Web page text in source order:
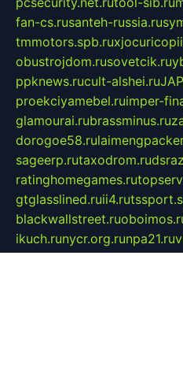
fan-cs.rusanteh-russia.ru
tmmotors.spb.ru
obustrojdom.rusovetcik.ru
ppknews.rucult-alshei.ru
proekciyamebel.ruimper-
glamourai.rubrassminus.ru
dorogoe58.ru
sageerp.rutaxodrom.ru
ratinghomegames.ru
gtglasslined.ruii4.ru
blackwallstreet.ru
ikuch.runycr.org.runpa21.ru